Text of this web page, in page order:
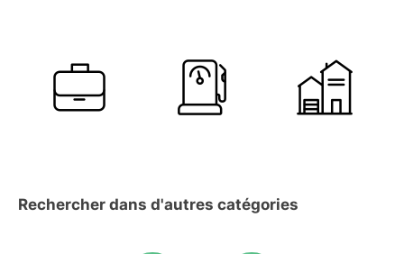
Rechercher dans d'autres catégories